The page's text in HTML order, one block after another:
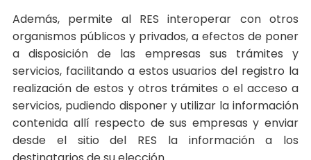
Además, permite al RES interoperar con otros
organismos públicos y privados, a efectos de poner
a disposición de las empresas sus trámites y
servicios, facilitando a estos usuarios del registro la
realización de estos y otros trámites o el acceso a
servicios, pudiendo disponer y utilizar la información
contenida allí respecto de sus empresas y enviar
desde el sitio del RES la información a los